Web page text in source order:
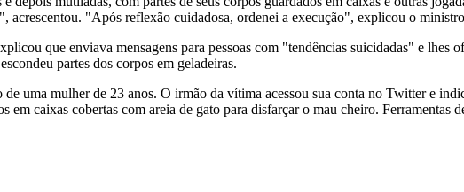
acrescentou. "Após reflexão cuidadosa, ordenei a execução", explicou o
que enviava mensagens para pessoas com "tendências suicidadas" e lhes
partes dos corpos em geladeiras.
uma mulher de 23 anos. O irmão da vítima acessou sua conta no Twitter e
em caixas cobertas com areia de gato para disfarçar o mau cheiro. Ferramentas